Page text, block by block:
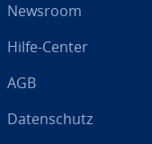
Newsroom
Hilfe-Center
AGB
Da­ten­schutz